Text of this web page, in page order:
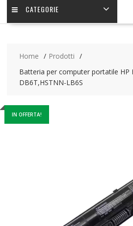
CATEGORIE
Home
Prodotti
Batteria per computer portatile HP
DB6T,HSTNN-LB6S
IN OFFERTA!